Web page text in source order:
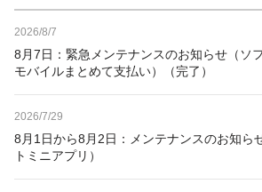
2026/8/7
8月7日：緊急メンテナンスのお知らせ（ソ
モバイルまとめて支払い）（完了）
2026/7/29
8月1日から8月2日：メンテナンスのお知ら
トミニアプリ）